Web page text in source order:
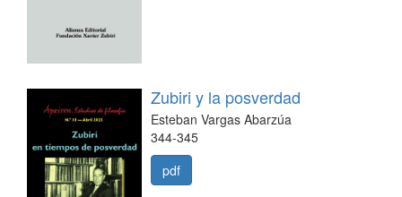
Zubiri y la posverdad
Esteban Vargas Abarzúa
344-345
pdf